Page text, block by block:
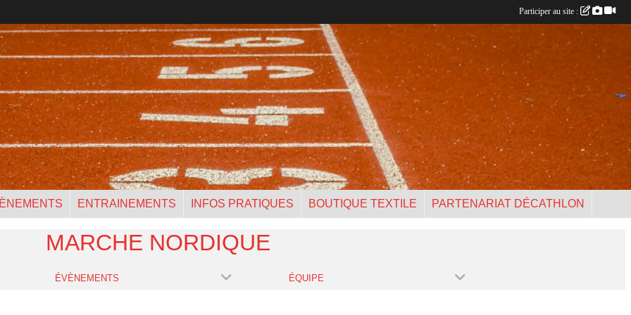
ENTRAINEMENTS INFOS PRATIQUES BOUTIQUE TEXTILE PARTENARIAT DÉCATHLON
MARCHE NORDIQUE
ÉVÈNEMENTS ÉQUIPE
Participer au site :